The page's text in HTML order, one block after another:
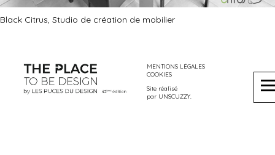
Black Citrus, Studio de création de mobilier
MENTIONS LÉGALES
COOKIES
Site réalisé
par UNSCUZZY